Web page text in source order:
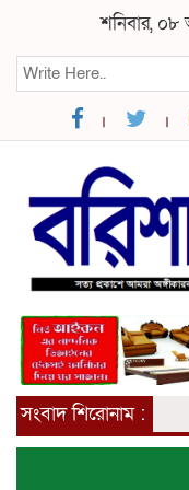
শনিবার,
সংবাদ শিরোনাম :